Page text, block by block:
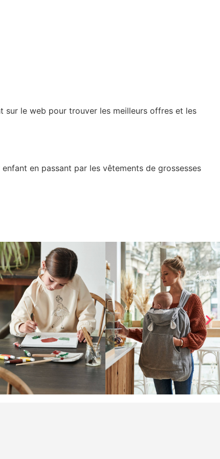
sur le web pour trouver les meilleurs offres et les
en passant par les vêtements de grossesses